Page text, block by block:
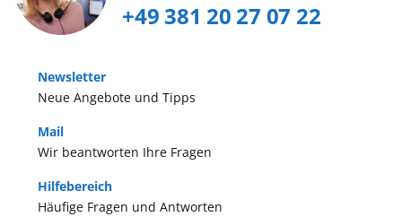
+49 381 20 27 07 22
Neue Angebote und Tipps
Newsletter
Häufige Fragen und Antworten
Hilfebereich
Wir beantworten Ihre Fragen
Mail